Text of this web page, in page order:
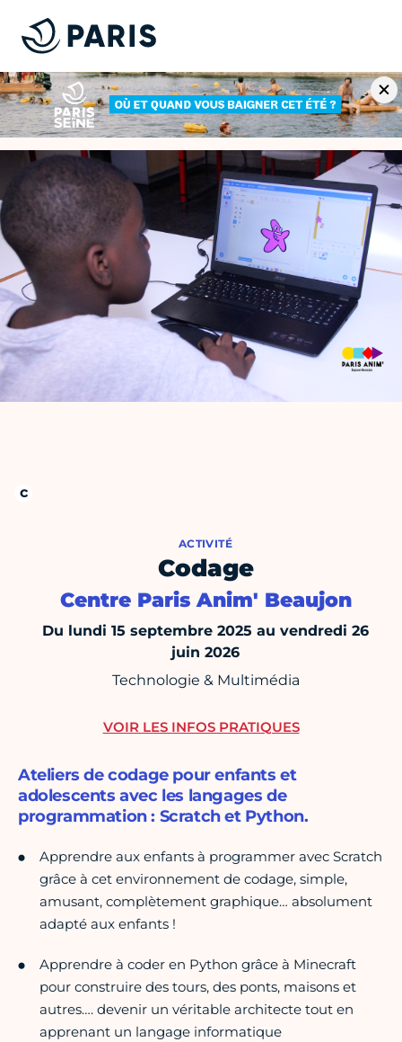
ACTIVITÉ
Codage
Centre Paris Anim' Beaujon
Du lundi 15 septembre 2025 au vendredi 26
juin 2026
Technologie & Multimédia
Ateliers de codage pour enfants et
adolescents avec les langages de
programmation : Scratch et Python.
Apprendre aux enfants à programmer avec Scratch
grâce à cet environnement de codage, simple,
amusant, complètement graphique… absolument
adapté aux enfants !
Apprendre à coder en Python grâce à Minecraft
pour construire des tours, des ponts, maisons et
autres…. devenir un véritable architecte tout en
apprenant un langage informatique
VOIR LES INFOS PRATIQUES